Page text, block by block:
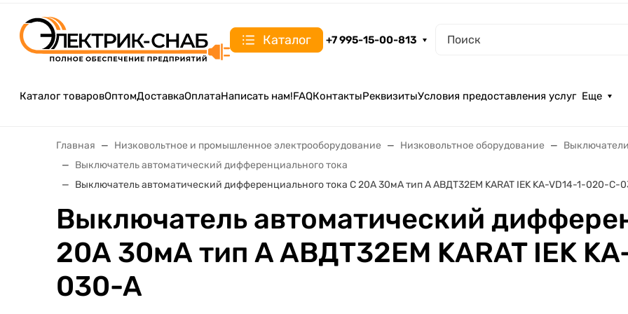
Каталог +7 995-15-00-813
Каталог товаровОптомДоставкаОплатаНаписать нам!FAQКонтактыРеквизитыУсловия предоставления услуг Еще
Главная Низковольтное и промышленное электрооборудование Низковольтное оборудование
Выключатель автоматический дифференциального тока
Выключатель автоматический дифференциального тока C 20А 30мА тип A АВДТ32EM KARAT IEK KA-VD14-1-020-C-
Выключатель автоматический
20А 30мА тип A АВДТ32EM KARAT IEK
030-A